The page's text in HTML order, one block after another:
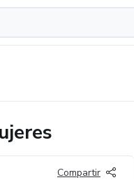
Compartir